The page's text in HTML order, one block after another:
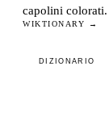
capolini colorati.
WIKTIONARY →
DIZIONARIO